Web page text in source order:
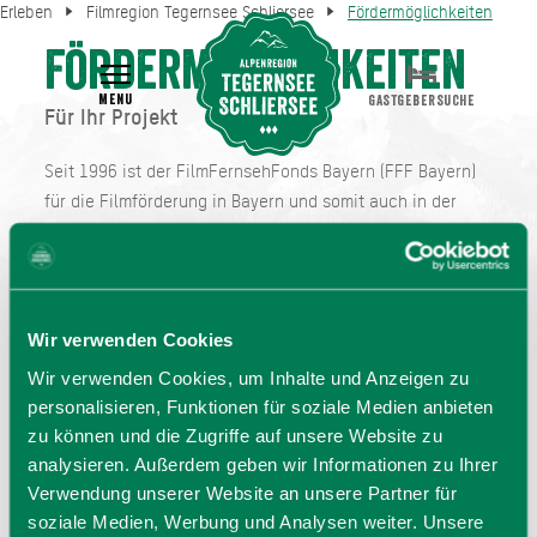
Wir verwenden Cookies
Wir verwenden Cookies, um Inhalte und Anzeigen zu
personalisieren, Funktionen für soziale Medien anbieten
zu können und die Zugriffe auf unsere Website zu
analysieren. Außerdem geben wir Informationen zu Ihrer
Verwendung unserer Website an unsere Partner für
soziale Medien, Werbung und Analysen weiter. Unsere
Erleben Filmregion Tegernsee Schliersee Fördermöglichkeiten
Fördermöglichkeiten
Für Ihr Projekt
Seit 1996 ist der FilmFernsehFonds Bayern (FFF Bayern)
für die Filmförderung in Bayern und somit auch in der
Filmregion Tegernsee Schliersee verantwortlich und
gehört wohl zu den am besten ausgestatteten
Fördertöpfen Deutschlands.
Zu den Gesellschaftern gehören der Freistaat Bayern, die
Bayerische Landeszentrale für neue Medien (BLM), der
Bayerische Rundfunk (BR), das ZDF und die privaten
Fernsehanbieter ProSiebenSat.1 und RTL. Gefördert
werden die Herstellung von Kino- und Fernsehfilmen.
Während Anträge für die Herstellung eines Kinofilms als
MENU GASTGEBERSUCHE